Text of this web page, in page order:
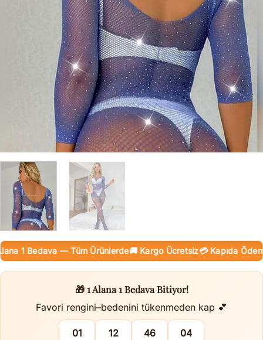
1 Bedava — Tüm Ürünlerde🚚 Kargo Ücretsiz💳 Kapıda Ödeme
🎁 1 Alana 1 Bedava Bitiyor!
Favori rengini–bedenini tükenmeden kap 💕
01 12 46 03